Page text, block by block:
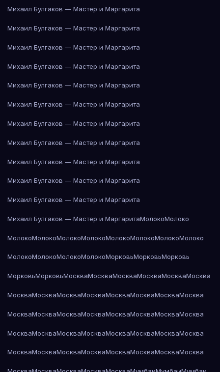
Михаил Булгаков — Мастер и Маргарита
Михаил Булгаков — Мастер и Маргарита
Михаил Булгаков — Мастер и Маргарита
Михаил Булгаков — Мастер и Маргарита
Михаил Булгаков — Мастер и Маргарита
Михаил Булгаков — Мастер и Маргарита
Михаил Булгаков — Мастер и Маргарита
Михаил Булгаков — Мастер и Маргарита
Михаил Булгаков — Мастер и Маргарита
Михаил Булгаков — Мастер и Маргарита
Михаил Булгаков — Мастер и Маргарита
Михаил Булгаков — Мастер и МаргаритаМолокоМолоко
МолокоМолокоМолокоМолокоМолокоМолокоМолокоМолоко
МолокоМолокоМолокоМолокоМорковьМорковьМорковь
МорковьМорковьМоскваМоскваМоскваМоскваМоскваМосква
МоскваМоскваМоскваМоскваМоскваМоскваМоскваМосква
МоскваМоскваМоскваМоскваМоскваМоскваМоскваМосква
МоскваМоскваМоскваМоскваМоскваМоскваМоскваМосква
МоскваМоскваМоскваМоскваМоскваМоскваМоскваМосква